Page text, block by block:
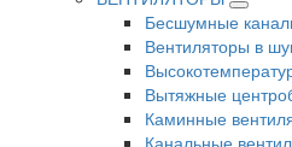
Бесшумные
Вентиляторы в
Вытяжные
Каминные